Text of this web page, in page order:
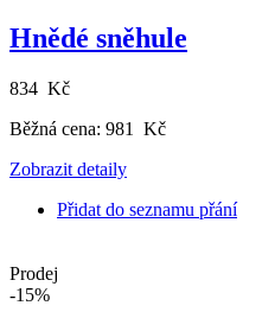
Hnědé sněhule
834 Kč
Běžná cena: 981 Kč
Zobrazit detaily
Přidat do seznamu přání
Prodej
-15%